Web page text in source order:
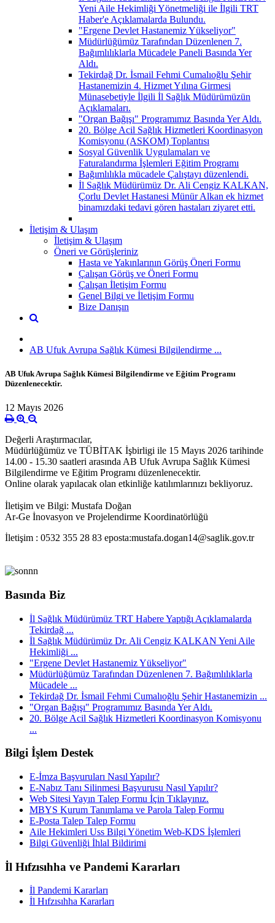
Yeni Aile Hekimliği Yönetmeliği ile İlgili TRT
Haber'e Açıklamalarda Bulundu.
"Ergene Devlet Hastanemiz Yükseliyor"
Müdürlüğümüz Tarafından Düzenlenen 7.
Bağımlılıklarla Mücadele Paneli Basında Yer
Aldı.
Tekirdağ Dr. İsmail Fehmi Cumalıoğlu Şehir
Hastanemizin 4. Hizmet Yılına Girmesi
Münasebetiyle İlgili İl Sağlık Müdürümüzün
Açıklamaları.
"Organ Bağışı" Programımız Basında Yer Aldı.
20. Bölge Acil Sağlık Hizmetleri Koordinasyon
Komisyonu (ASKOM) Toplantısı
Sosyal Güvenlik Uygulamaları ve
Faturalandırma İşlemleri Eğitim Programı
Bağımlılıkla mücadele Çalıştayı düzenlendi.
İl Sağlık Müdürümüz Dr. Ali Cengiz KALKAN,
Çorlu Devlet Hastanesi Münür Alkan ek hizmet
binamızdaki tedavi gören hastaları ziyaret etti.
İletişim & Ulaşım
İletişim & Ulaşım
Öneri ve Görüşleriniz
Hasta ve Yakınlarının Görüş Öneri Formu
Çalışan Görüş ve Öneri Formu
Çalışan İletişim Formu
Genel Bilgi ve İletişim Formu
Bize Danışın
AB Ufuk Avrupa Sağlık Kümesi Bilgilendirme ...
AB Ufuk Avrupa Sağlık Kümesi Bilgilendirme ve Eğitim Programı
Düzenlenecektir.
12 Mayıs 2026
Değerli Araştırmacılar,
Müdürlüğümüz ve TÜBİTAK İşbirligi ile 15 Mayıs 2026 tarihinde
14.00 - 15.30 saatleri arasında AB Ufuk Avrupa Sağlık Kümesi
Bilgilendirme ve Eğitim Programı düzenlenecektir.
Online olarak yapılacak olan etkinliğe katılımlarınızı bekliyoruz.
İletişim ve Bilgi: Mustafa Doğan
Ar-Ge İnovasyon ve Projelendirme Koordinatörlüğü
İletişim : 0532 355 28 83 eposta:mustafa.dogan14@saglik.gov.tr
Basında Biz
İl Sağlık Müdürümüz TRT Habere Yaptığı Açıklamalarda
Tekirdağ ...
İl Sağlık Müdürümüz Dr. Ali Cengiz KALKAN Yeni Aile
Hekimliği ...
"Ergene Devlet Hastanemiz Yükseliyor"
Müdürlüğümüz Tarafından Düzenlenen 7. Bağımlılıklarla
Mücadele ...
Tekirdağ Dr. İsmail Fehmi Cumalıoğlu Şehir Hastanemizin ...
"Organ Bağışı" Programımız Basında Yer Aldı.
20. Bölge Acil Sağlık Hizmetleri Koordinasyon Komisyonu
...
Bilgi İşlem Destek
E-İmza Başvuruları Nasıl Yapılır?
E-Nabız Tanı Silinmesi Başvurusu Nasıl Yapılır?
Web Sitesi Yayın Talep Formu İçin Tıklayınız.
MBYS Kurum Tanımlama ve Parola Talep Formu
E-Posta Talep Talep Formu
Aile Hekimleri Uss Bilgi Yönetim Web-KDS İşlemleri
Bilgi Güvenliği İhlal Bildirimi
İl Hıfzısıhha ve Pandemi Kararları
İl Pandemi Kararları
İl Hıfzısıhha Kararları